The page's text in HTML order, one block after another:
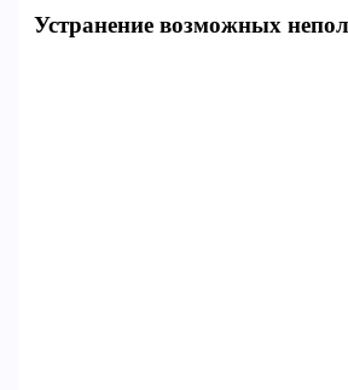
Устранение возможных